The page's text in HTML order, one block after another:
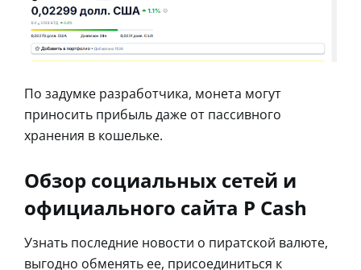
По задумке разработчика, монета могут
приносить прибыль даже от пассивного
хранения в кошельке.
Обзор социальных сетей и
официального сайта P Cash
Узнать последние новости о пиратской валюте,
выгодно обменять ее, присоединиться к